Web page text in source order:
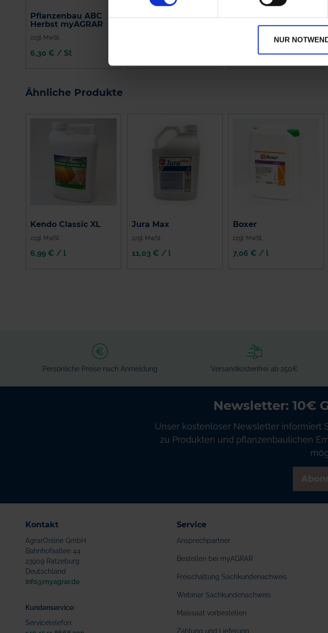
NUR
Pflanzenbau ABC
Herbst myAGRAR
zzgl. MwSt.
6,30 € / St
Bandur Trinity
17,47 € / l
Ähnliche Produkte
Kendo Classic XL
zzgl. MwSt.
6,99 € / l
Jura Max
zzgl. MwSt.
11,03 € / l
Boxer
zzgl. MwSt.
7,06 € / l
Persönliche Preise nach Anmeldung Versandkostenfrei ab 250€
Newsletter: 10€
Unser kostenloser Newsletter informiert
zu Produkten und pflanzenbaulichen
Kontakt
AgrarOnline GmbH
Bahnhofsallee 44
23909 Ratzeburg
Deutschland
info@myagrar.de
Kundenservice:
Servicetelefon:
Service
Ansprechpartner
Bestellen bei myAGRAR
Freischaltung Sachkundenachweis
Webinar Sachkundenachweis
Maissaat vorbestellen
Zahlung und Lieferung